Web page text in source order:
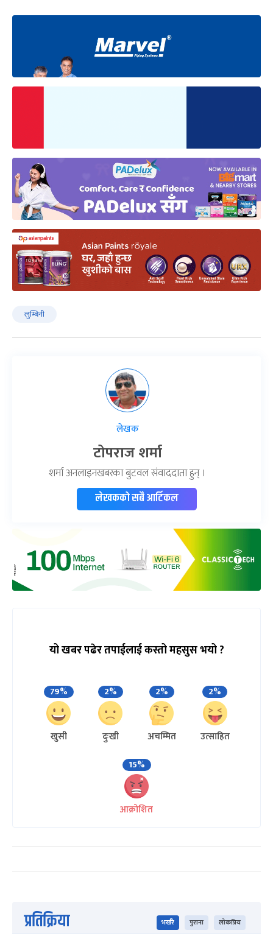
लुम्बिनी
लेखक
टोपराज शर्मा
शर्मा अनलाइनखबरका बुटवल संवाददाता हुन् ।
लेखकको सबै आर्टिकल
यो खबर पढेर तपाईलाई कस्तो महसुस भयो ?
79%
खुसी
2%
दुःखी
2%
अचम्मित
2%
उत्साहित
15%
आक्रोशित
प्रतिक्रिया भर्खरै पुराना लोकप्रिय